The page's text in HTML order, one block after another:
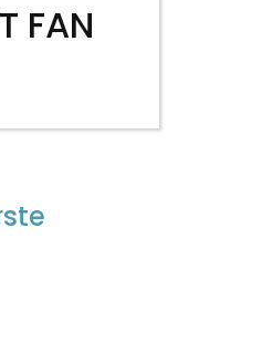
FAN